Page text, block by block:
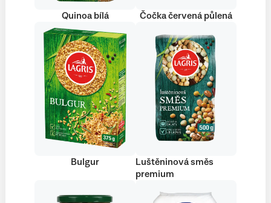
Quinoa bílá Čočka červená půlená
Bulgur
Luštěninová směs
premium